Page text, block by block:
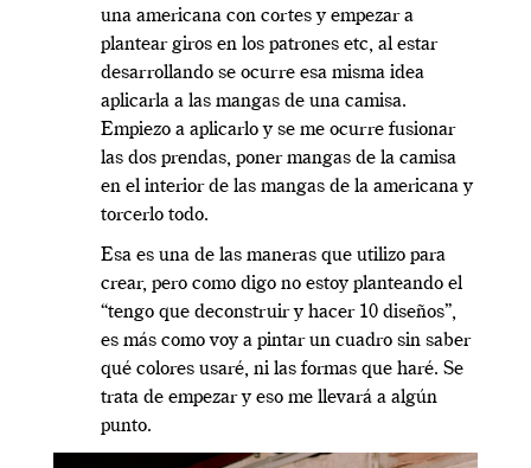
una americana con cortes y empezar a
plantear giros en los patrones etc, al estar
desarrollando se ocurre esa misma idea
aplicarla a las mangas de una camisa.
Empiezo a aplicarlo y se me ocurre fusionar
las dos prendas, poner mangas de la camisa
en el interior de las mangas de la americana y
torcerlo todo.
Esa es una de las maneras que utilizo para
crear, pero como digo no estoy planteando el
“tengo que deconstruir y hacer 10 diseños”,
es más como voy a pintar un cuadro sin saber
qué colores usaré, ni las formas que haré. Se
trata de empezar y eso me llevará a algún
punto.